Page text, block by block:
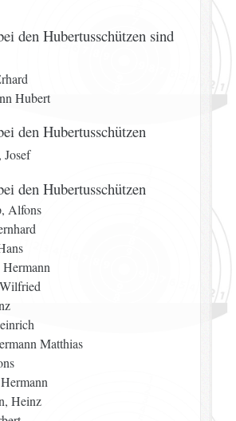
den Hubertusschützen sind
Hubert
den Hubertusschützen
Josef
den Hubertusschützen
Alfons
Matthias
Heinz